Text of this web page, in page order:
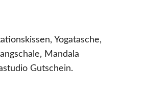
Yogatasche,
Mandala
Gutschein.